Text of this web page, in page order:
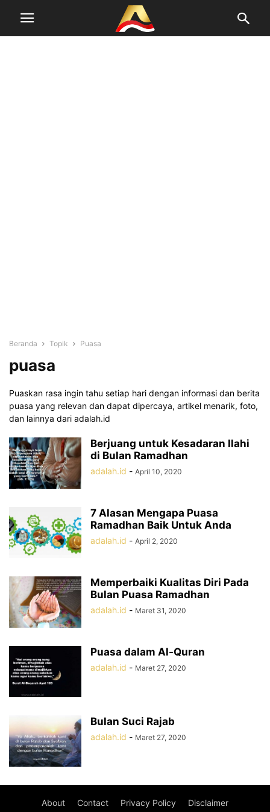
Beranda Topik Puasa
puasa
Puaskan rasa ingin tahu setiap hari dengan informasi dan berita
puasa yang relevan dan dapat dipercaya, artikel menarik, foto,
dan lainnya dari adalah.id
Berjuang untuk Kesadaran Ilahi
di Bulan Ramadhan
adalah.id - April 10, 2020
7 Alasan Mengapa Puasa
Ramadhan Baik Untuk Anda
adalah.id - April 2, 2020
Memperbaiki Kualitas Diri Pada
Bulan Puasa Ramadhan
adalah.id - Maret 31, 2020
Puasa dalam Al-Quran
adalah.id - Maret 27, 2020
Bulan Suci Rajab
adalah.id - Maret 27, 2020
About Contact Privacy Policy Disclaimer